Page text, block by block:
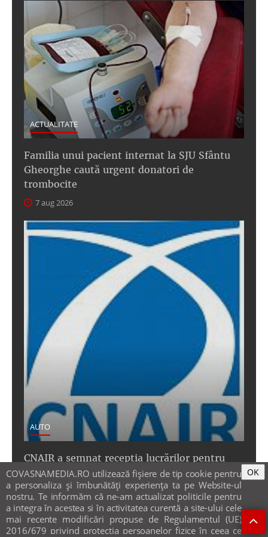
ACTUALITATE
Familia unui pacient internat la SJU Sfântu
Gheorghe caută urgent donatori de
trombocite
7 aug 2026
AUTO
CNAIR a semnat recepţia lucrărilor pentru
tratarea solului contaminat de pe traseul
Autostrăzii Transilvania
15 aug 2024
COVASNAMEDIA.RO utilizează fişiere de tip cookie pentru
a personaliza și îmbunătăți experiența ta pe Website-ul
nostru. Te informăm că ne-am actualizat politicile pentru
a integra în acestea si în activitatea curentă a site-ului cele
mai recente modificări propuse de Regulamentul (UE)
2016/679 privind protecția persoanelor fizice în ceea ce
OK